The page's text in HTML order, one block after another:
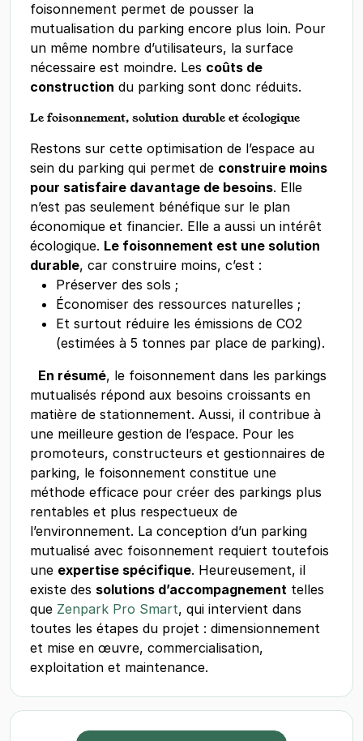
foisonnement permet de pousser la
mutualisation du parking encore plus loin. Pour
un même nombre d’utilisateurs, la surface
nécessaire est moindre. Les coûts de
construction du parking sont donc réduits.
Le foisonnement, solution durable et écologique
Restons sur cette optimisation de l’espace au
sein du parking qui permet de construire moins
pour satisfaire davantage de besoins. Elle
n’est pas seulement bénéfique sur le plan
économique et financier. Elle a aussi un intérêt
écologique. Le foisonnement est une solution
durable, car construire moins, c’est :
Préserver des sols ;
Économiser des ressources naturelles ;
Et surtout réduire les émissions de CO2
(estimées à 5 tonnes par place de parking).
En résumé, le foisonnement dans les parkings
mutualisés répond aux besoins croissants en
matière de stationnement. Aussi, il contribue à
une meilleure gestion de l’espace. Pour les
promoteurs, constructeurs et gestionnaires de
parking, le foisonnement constitue une
méthode efficace pour créer des parkings plus
rentables et plus respectueux de
l’environnement. La conception d’un parking
mutualisé avec foisonnement requiert toutefois
une expertise spécifique. Heureusement, il
existe des solutions d’accompagnement telles
que Zenpark Pro Smart, qui intervient dans
toutes les étapes du projet : dimensionnement
et mise en œuvre, commercialisation,
exploitation et maintenance.